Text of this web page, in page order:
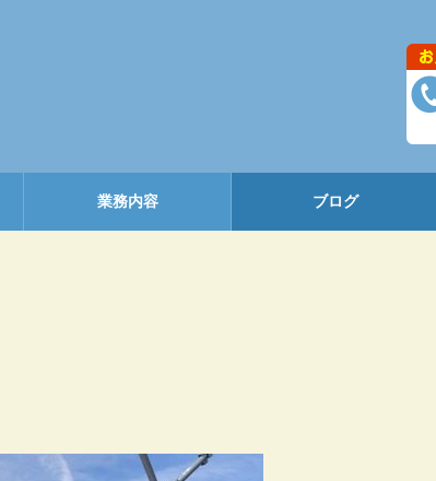
業務内容 ブログ